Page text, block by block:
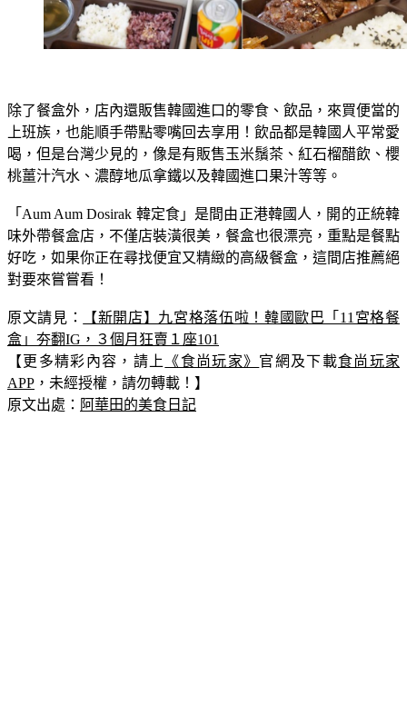
除了餐盒外，店內還販售韓國進口的零食、飲品，來買便當的
上班族，也能順手帶點零嘴回去享用！飲品都是韓國人平常愛
喝，但是台灣少見的，像是有販售玉米鬚茶、紅石榴醋飲、櫻
桃薑汁汽水、濃醇地瓜拿鐵以及韓國進口果汁等等。
「Aum Aum Dosirak 韓定食」是間由正港韓國人，開的正統韓
味外帶餐盒店，不僅店裝潢很美，餐盒也很漂亮，重點是餐點
好吃，如果你正在尋找便宜又精緻的高級餐盒，這間店推薦絕
對要來嘗嘗看！
原文請見：
【新開店】九宮格落伍啦！韓國歐巴「11宮格餐
盒」夯翻IG，３個月狂賣１座101
【更多精彩內容，請上
《食尚玩家》 官網及下載食尚玩家
APP ，未經授權，請勿轉載！】
原文出處： 阿華田的美食日記